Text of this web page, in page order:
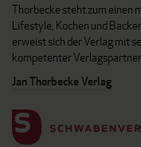
Thorbecke steht zum
Lifestyle, Kochen und
erweist sich der Verlag mit
kompetenter
Jan Thorbecke Verlag